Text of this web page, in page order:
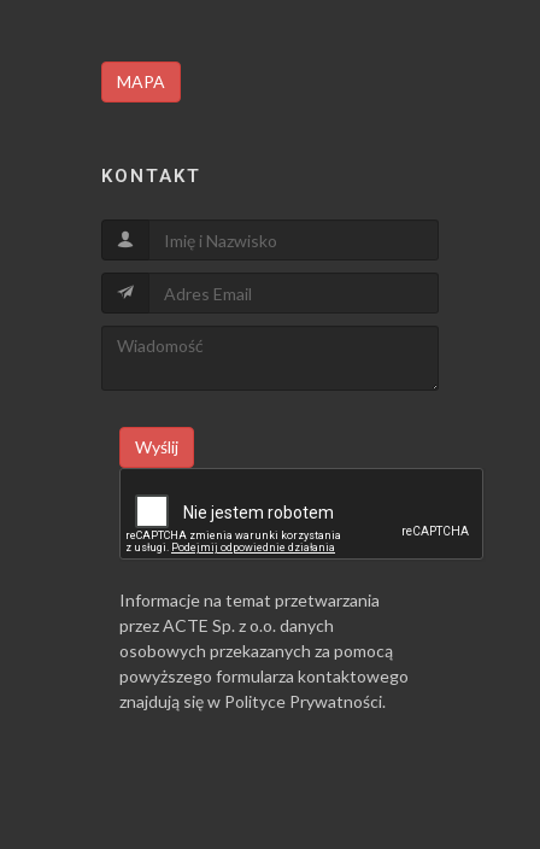
MAPA
KONTAKT
Wyślij
Informacje na temat przetwarzania
przez ACTE Sp. z o.o. danych
osobowych przekazanych za pomocą
powyższego formularza kontaktowego
znajdują się w Polityce Prywatności.